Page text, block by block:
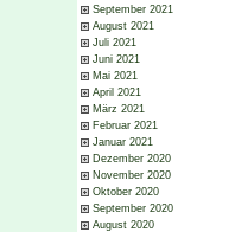
September 2021
August 2021
Juli 2021
Juni 2021
Mai 2021
April 2021
März 2021
Februar 2021
Januar 2021
Dezember 2020
November 2020
Oktober 2020
September 2020
August 2020